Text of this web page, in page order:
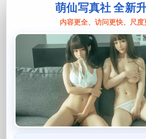
萌仙写真社 全新
内容更全、访问更快、尺度